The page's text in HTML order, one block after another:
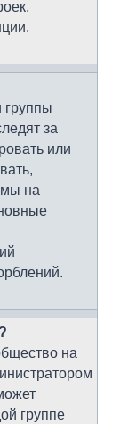
группы
за
или
на
на
группе